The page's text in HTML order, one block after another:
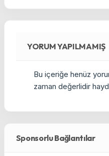
YORUM YAPILMAMIŞ
Bu içeriğe henüz
zaman değerlidir
Sponsorlu Bağlantılar